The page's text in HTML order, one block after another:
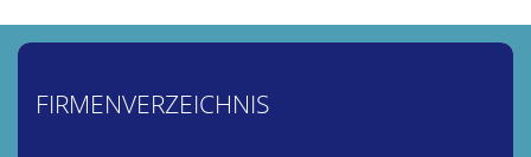
FIRMENVERZEICHNIS